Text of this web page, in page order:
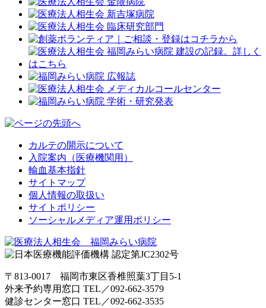
カルテの開示について
入院案内（医療機関用）
輸血基本指針
サイトマップ
個人情報の取扱い
サイトポリシー
ソーシャルメディア運用ポリシー
〒813-0017 福岡市東区香椎照葉3丁目5-1
外来予約専用窓口 TEL／092-662-3579
健診センター窓口 TEL／092-662-3535